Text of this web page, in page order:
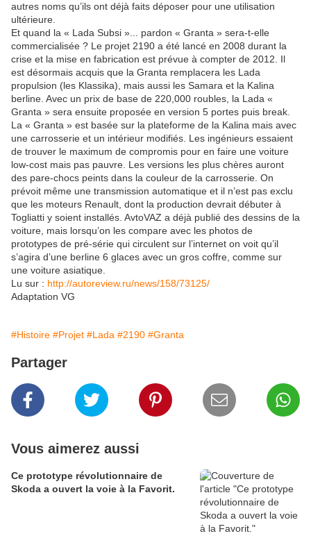
autres noms qu’ils ont déjà faits déposer pour une utilisation
ultérieure.
Et quand la « Lada Subsi »... pardon « Granta » sera-t-elle
commercialisée ? Le projet 2190 a été lancé en 2008 durant la
crise et la mise en fabrication est prévue à compter de 2012. Il
est désormais acquis que la Granta remplacera les Lada
propulsion (les Klassika), mais aussi les Samara et la Kalina
berline. Avec un prix de base de 220,000 roubles, la Lada «
Granta » sera ensuite proposée en version 5 portes puis break.
La « Granta » est basée sur la plateforme de la Kalina mais avec
une carrosserie et un intérieur modifiés. Les ingénieurs essaient
de trouver le maximum de compromis pour en faire une voiture
low-cost mais pas pauvre. Les versions les plus chères auront
des pare-chocs peints dans la couleur de la carrosserie. On
prévoit même une transmission automatique et il n’est pas exclu
que les moteurs Renault, dont la production devrait débuter à
Togliatti y soient installés. AvtoVAZ a déjà publié des dessins de la
voiture, mais lorsqu’on les compare avec les photos de
prototypes de pré-série qui circulent sur l’internet on voit qu’il
s’agira d’une berline 6 glaces avec un gros coffre, comme sur
une voiture asiatique.
Lu sur : http://autoreview.ru/news/158/73125/
Adaptation VG
#Histoire #Projet #Lada #2190 #Granta
Partager
Vous aimerez aussi
Ce prototype révolutionnaire de
Skoda a ouvert la voie à la Favorit.